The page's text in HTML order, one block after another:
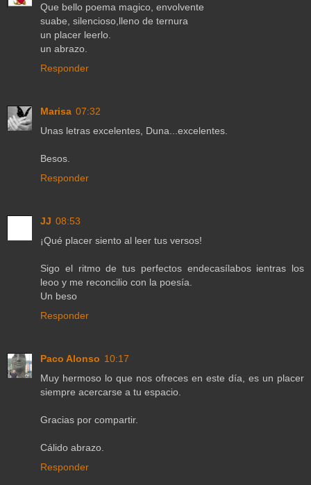
Que bello poema magico, envolvente
suabe, silencioso,lleno de ternura
un placer leerlo.
un abrazo.
Responder
Marisa 07:32
Unas letras excelentes, Duna...excelentes.
Besos.
Responder
JJ 08:53
¡Qué placer siento al leer tus versos!
Sigo el ritmo de tus perfectos endecasílabos ientras los
leoo y me reconcilio con la poesía.
Un beso
Responder
Paco Alonso 10:17
Muy hermoso lo que nos ofreces en este día, es un placer
siempre acercarse a tu espacio.
Gracias por compartir.
Cálido abrazo.
Responder